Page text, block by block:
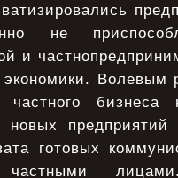
не
и
экономики. Волевым
частного
новых
готовых
частными